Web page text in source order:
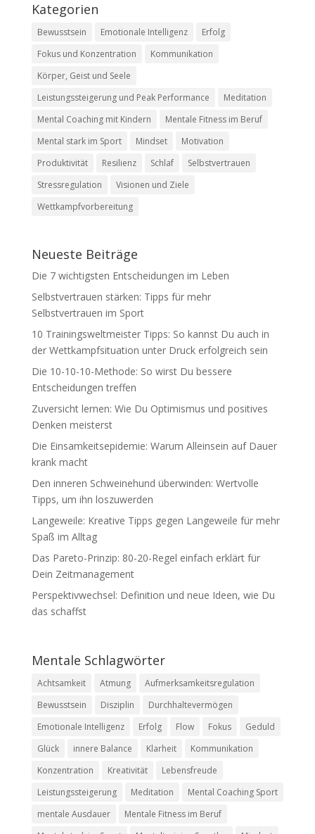
Kategorien
Bewusstsein Emotionale Intelligenz
Erfolg
Fokus und Konzentration
Kommunikation
Körper, Geist und Seele
Leistungssteigerung und Peak Performance
Meditation
Mental Coaching mit Kindern
Mentale Fitness im Beruf
Mental stark im Sport
Mindset
Motivation
Produktivität
Resilienz Schlaf
Selbstvertrauen
Stressregulation
Visionen und Ziele
Wettkampfvorbereitung
Neueste Beiträge
Die 7 wichtigsten Entscheidungen im Leben
Selbstvertrauen stärken: Tipps für mehr
Selbstvertrauen im Sport
10 Trainingsweltmeister Tipps: So kannst Du auch in
der Wettkampfsituation unter Druck erfolgreich sein
Die 10-10-10-Methode: So wirst Du bessere
Entscheidungen treffen
Zuversicht lernen: Wie Du Optimismus und positives
Denken meisterst
Die Einsamkeitsepidemie: Warum Alleinsein auf Dauer
krank macht
Den inneren Schweinehund überwinden: Wertvolle
Tipps, um ihn loszuwerden
Langeweile: Kreative Tipps gegen Langeweile für mehr
Spaß im Alltag
Das Pareto-Prinzip: 80-20-Regel einfach erklärt für
Dein Zeitmanagement
Perspektivwechsel: Definition und neue Ideen, wie Du
das schaffst
Mentale Schlagwörter
Achtsamkeit Atmung
Aufmerksamkeitsregulation
Bewusstsein
Disziplin
Durchhaltevermögen
Emotionale Intelligenz
Erfolg Flow Fokus
Geduld
Glück
innere Balance Klarheit
Kommunikation
Konzentration
Kreativität
Lebensfreude
Leistungssteigerung
Meditation
Mental Coaching Sport
mentale Ausdauer
Mentale Fitness im Beruf